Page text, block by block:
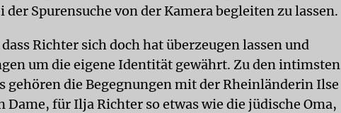
der Spurensuche von der Kamera begleiten zu lassen.
Richter sich doch hat überzeugen lassen und
um die eigene Identität gewährt. Zu den intimsten
gehören die Begegnungen mit der Rheinländerin Ilse
Dame, für Ilja Richter so etwas wie die jüdische Oma,